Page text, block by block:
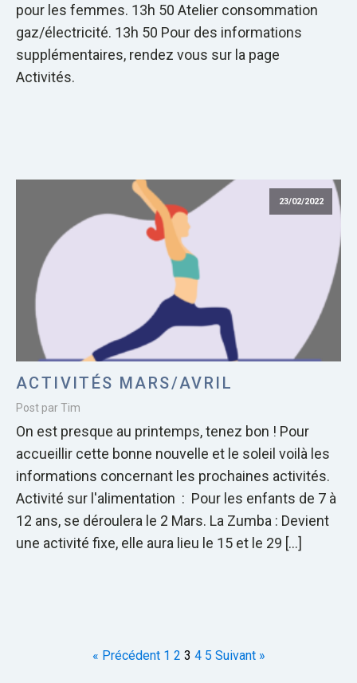
pour les femmes. 13h 50 Atelier consommation
gaz/électricité. 13h 50 Pour des informations
supplémentaires, rendez vous sur la page
Activités.
23/02/2022
ACTIVITÉS MARS/AVRIL
Post par Tim
On est presque au printemps, tenez bon ! Pour
accueillir cette bonne nouvelle et le soleil voilà les
informations concernant les prochaines activités.
Activité sur l'alimentation : Pour les enfants de 7 à
12 ans, se déroulera le 2 Mars. La Zumba : Devient
une activité fixe, elle aura lieu le 15 et le 29 […]
« Précédent 1 2 3 4 5 Suivant »